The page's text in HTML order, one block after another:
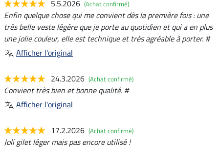
5.5.2026 (Achat confirmé)
Enfin quelque chose qui me convient dès la première fois : une
très belle veste légère que je porte au quotidien et qui a en plus
une jolie couleur, elle est technique et très agréable à porter. #
Afficher l'original
24.3.2026 (Achat confirmé)
Convient très bien et bonne qualité. #
Afficher l'original
17.2.2026 (Achat confirmé)
Joli gilet léger mais pas encore utilisé !